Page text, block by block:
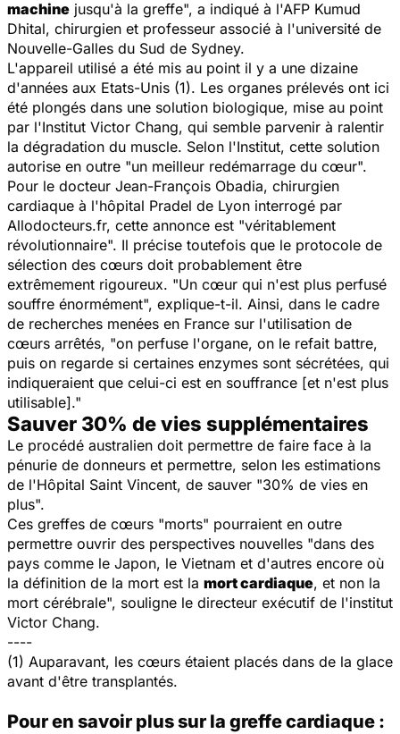
machine jusqu'à la greffe", a indiqué à l'AFP Kumud
Dhital, chirurgien et professeur associé à l'université de
Nouvelle-Galles du Sud de Sydney.
L'appareil utilisé a été mis au point il y a une dizaine
d'années aux Etats-Unis (1). Les organes prélevés ont ici
été plongés dans une solution biologique, mise au point
par l'Institut Victor Chang, qui semble parvenir à ralentir
la dégradation du muscle. Selon l'Institut, cette solution
autorise en outre "un meilleur redémarrage du cœur".
Pour le docteur Jean-François Obadia, chirurgien
cardiaque à l'hôpital Pradel de Lyon interrogé par
Allodocteurs.fr, cette annonce est "véritablement
révolutionnaire". Il précise toutefois que le protocole de
sélection des cœurs doit probablement être
extrêmement rigoureux. "Un cœur qui n'est plus perfusé
souffre énormément", explique-t-il. Ainsi, dans le cadre
de recherches menées en France sur l'utilisation de
cœurs arrêtés, "on perfuse l'organe, on le refait battre,
puis on regarde si certaines enzymes sont sécrétées, qui
indiqueraient que celui-ci est en souffrance [et n'est plus
utilisable]."
Sauver 30% de vies supplémentaires
Le procédé australien doit permettre de faire face à la
pénurie de donneurs et permettre, selon les estimations
de l'Hôpital Saint Vincent, de sauver "30% de vies en
plus".
Ces greffes de cœurs "morts" pourraient en outre
permettre ouvrir des perspectives nouvelles "dans des
pays comme le Japon, le Vietnam et d'autres encore où
la définition de la mort est la mort cardiaque, et non la
mort cérébrale", souligne le directeur exécutif de l'institut
Victor Chang.
----
(1) Auparavant, les cœurs étaient placés dans de la glace
avant d'être transplantés.
Pour en savoir plus sur la greffe cardiaque :